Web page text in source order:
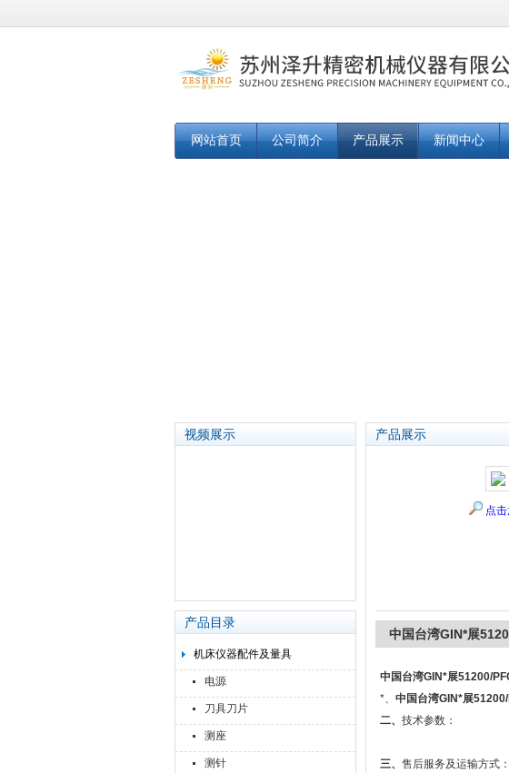
网站首页 公司简介 产品展示 新闻中心
视频展示
产品目录
机床仪器配件及量具
电源
刀具刀片
测座
测针
产品展示
点
中国台湾GIN*展
中国台湾GIN*展51200/
*、 中国台湾GIN*展
二、 技术参数：
三、 售后服务及运输方式：